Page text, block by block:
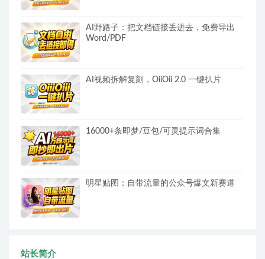
AI野路子：把文档链接丢进去，免费导出
Word/PDF
AI视频拆解复刻，OiiOii 2.0 一键扒片
16000+条即梦/豆包/可灵提示词合集
明星贴图：自带流量的公众号爆文新赛道
站长简介